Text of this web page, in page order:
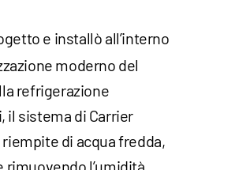
e installò all’interno
moderno del
refrigerazione
il sistema di Carrier
di acqua fredda,